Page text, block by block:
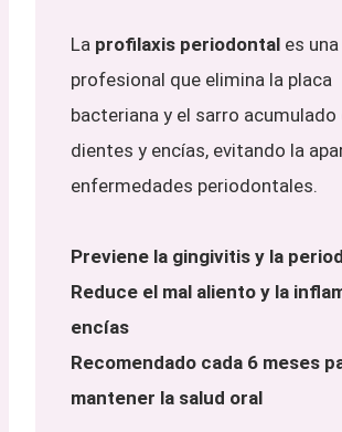
La profilaxis periodontal es
profesional que elimina la placa
bacteriana y el sarro acumulado
dientes y encías, evitando la
enfermedades periodontales.
Previene la gingivitis y la
Reduce el mal aliento y la
encías
Recomendado cada 6 meses
mantener la salud oral